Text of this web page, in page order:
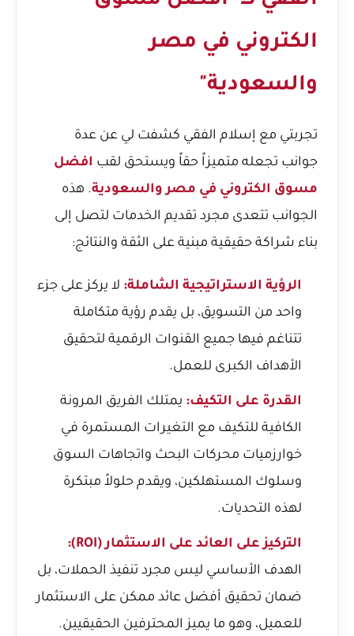
الكتروني في مصر
والسعودية"
تجربتي مع إسلام الفقي كشفت لي عن عدة
جوانب تجعله متميزاً حقاً ويستحق لقب افضل
مسوق الكتروني في مصر والسعودية. هذه
الجوانب تتعدى مجرد تقديم الخدمات لتصل إلى
بناء شراكة حقيقية مبنية على الثقة والنتائج:
الرؤية الاستراتيجية الشاملة: لا يركز على جزء
واحد من التسويق، بل يقدم رؤية متكاملة
تتناغم فيها جميع القنوات الرقمية لتحقيق
الأهداف الكبرى للعمل.
القدرة على التكيف: يمتلك الفريق المرونة
الكافية للتكيف مع التغيرات المستمرة في
خوارزميات محركات البحث واتجاهات السوق
وسلوك المستهلكين، ويقدم حلولاً مبتكرة
لهذه التحديات.
التركيز على العائد على الاستثمار (ROI):
الهدف الأساسي ليس مجرد تنفيذ الحملات، بل
ضمان تحقيق أفضل عائد ممكن على الاستثمار
للعميل، وهو ما يميز المحترفين الحقيقيين.